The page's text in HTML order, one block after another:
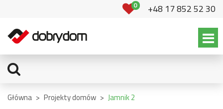
0 +48 17 852 52 30
Główna > Projekty domów > Jamnik 2